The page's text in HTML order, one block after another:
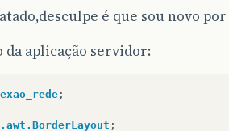
é que sou novo
da aplicação servidor:
;
;